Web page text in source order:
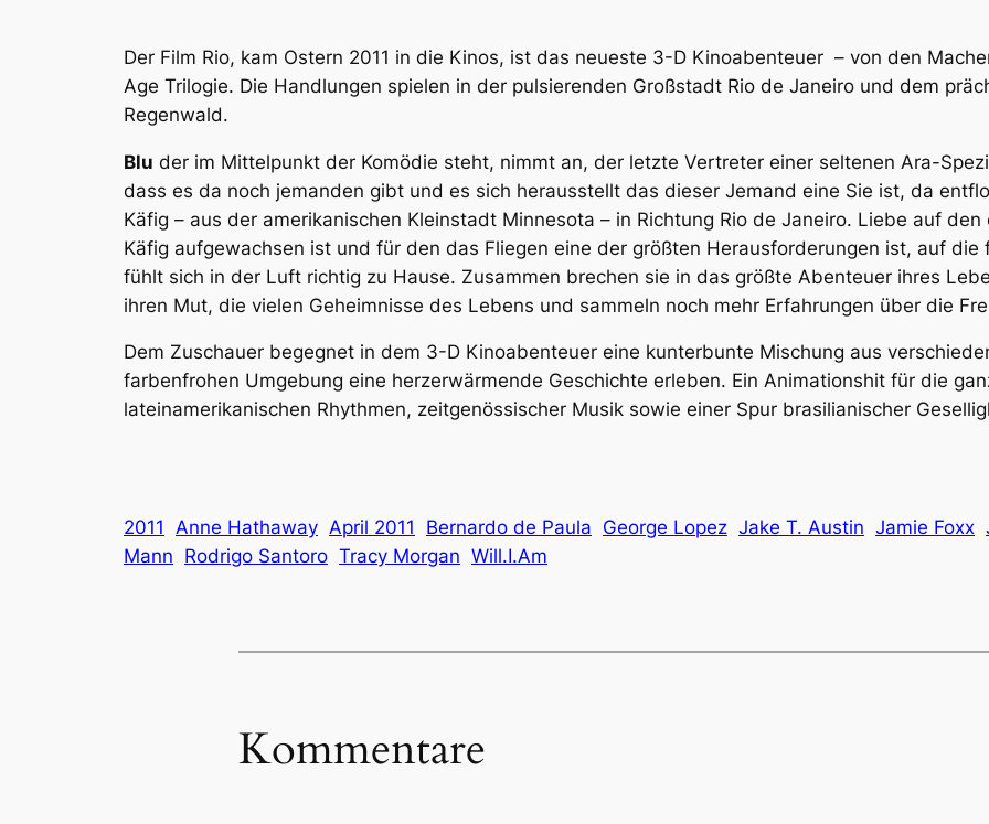
Der Film Rio, kam Ostern 2011 in die Kinos, ist das neueste 3-D Kinoabenteuer – von den
Age Trilogie. Die Handlungen spielen in der pulsierenden Großstadt Rio de Janeiro und dem
Regenwald.
Blu der im Mittelpunkt der Komödie steht, nimmt an, der letzte Vertreter einer seltenen Ara-
dass es da noch jemanden gibt und es sich herausstellt das dieser Jemand eine Sie ist, da
Käfig – aus der amerikanischen Kleinstadt Minnesota – in Richtung Rio de Janeiro. Liebe auf
Käfig aufgewachsen ist und für den das Fliegen eine der größten Herausforderungen ist, auf
fühlt sich in der Luft richtig zu Hause. Zusammen brechen sie in das größte Abenteuer ihres
ihren Mut, die vielen Geheimnisse des Lebens und sammeln noch mehr Erfahrungen über die
Dem Zuschauer begegnet in dem 3-D Kinoabenteuer eine kunterbunte Mischung aus
farbenfrohen Umgebung eine herzerwärmende Geschichte erleben. Ein Animationshit für die
lateinamerikanischen Rhythmen, zeitgenössischer Musik sowie einer Spur brasilianischer
2011 Anne Hathaway April 2011 Bernardo de Paula George Lopez Jake T. Austin Jamie Foxx
Mann Rodrigo Santoro Tracy Morgan Will.I.Am
Kommentare